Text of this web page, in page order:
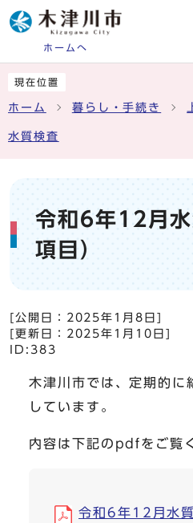
ホームへ
現在位置
ホーム 暮らし・手続き
水質検査
令和6年12月
項目）
[公開日： 2025年1月8日
[更新日： 2025年1月10日
ID:383
木津川市では、定期的に
しています。
内容は下記のpdfをご覧
令和6年12月水